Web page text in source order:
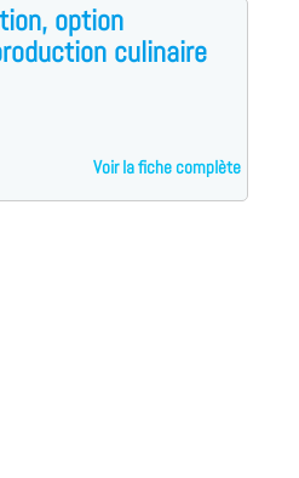
option
culinaire
Voir la fiche complète